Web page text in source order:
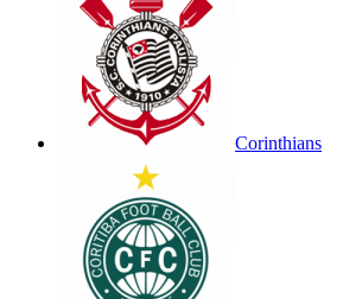
Corinthians